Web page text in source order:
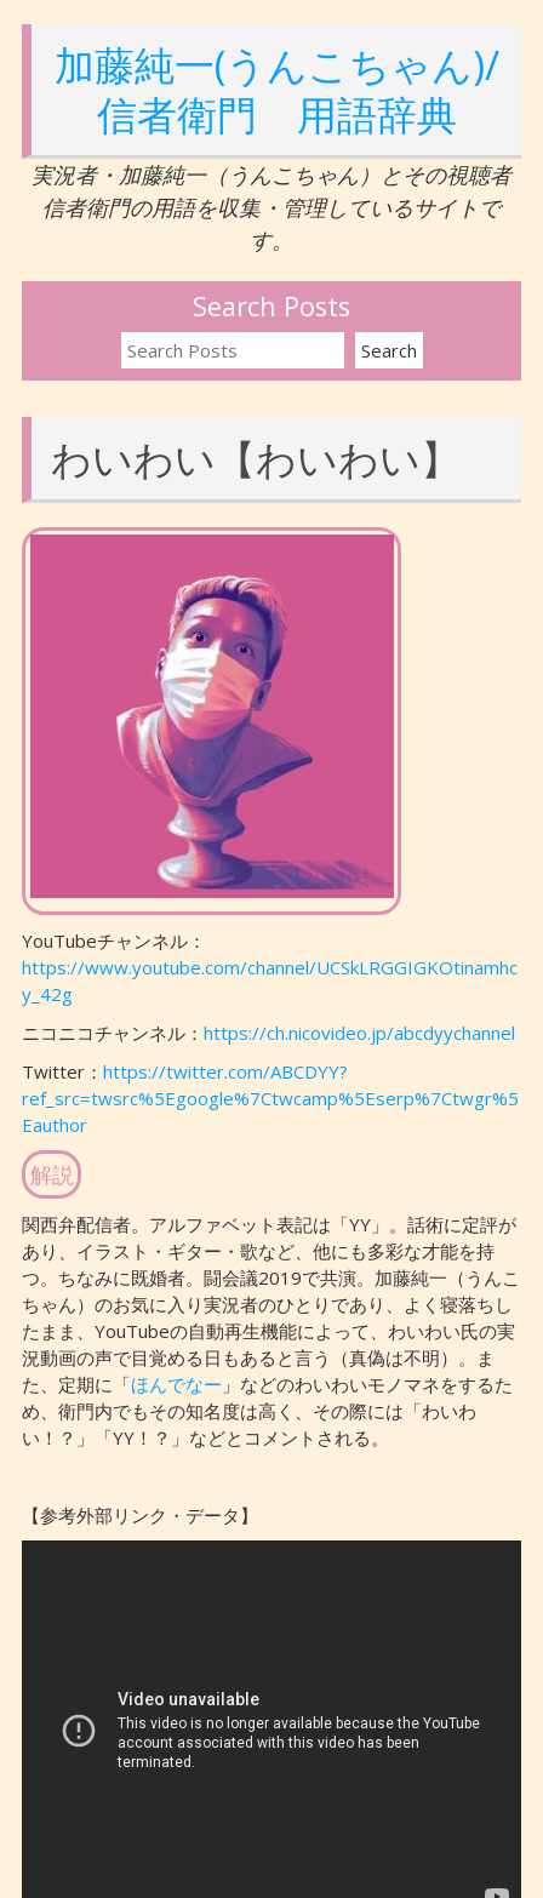
加藤純一(うんこちゃん)/
信者衛門 用語辞典
実況者・加藤純一（うんこちゃん）とその視聴者
信者衛門の用語を収集・管理しているサイトで
す。
Search Posts
わいわい【わいわい】
YouTubeチャンネル：
https://www.youtube.com/channel/UCSkLRGGIGKOtinamhc
y_42g
ニコニコチャンネル： https://ch.nicovideo.jp/abcdyychannel
Twitter： https://twitter.com/ABCDYY?
ref_src=twsrc%5Egoogle%7Ctwcamp%5Eserp%7Ctwgr%5
Eauthor
解説
関西弁配信者。アルファベット表記は「YY」。話術に定評が
あり、イラスト・ギター・歌など、他にも多彩な才能を持
つ。ちなみに既婚者。闘会議2019で共演。加藤純一（うんこ
ちゃん）のお気に入り実況者のひとりであり、よく寝落ちし
たまま、YouTubeの自動再生機能によって、わいわい氏の実
況動画の声で目覚める日もあると言う（真偽は不明）。ま
た、定期に「ほんでなー 」などのわいわいモノマネをするた
め、衛門内でもその知名度は高く、その際には「わいわ
い！？」「YY！？」などとコメントされる。
【参考外部リンク・データ】